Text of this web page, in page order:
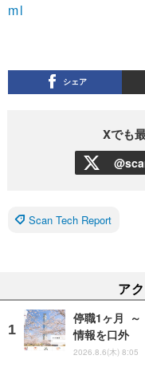
ml
シェア
Xでも
Scan Tech Report
ア
停職1ヶ月 ～
情報を口外
2026.8.6(木) 8:05